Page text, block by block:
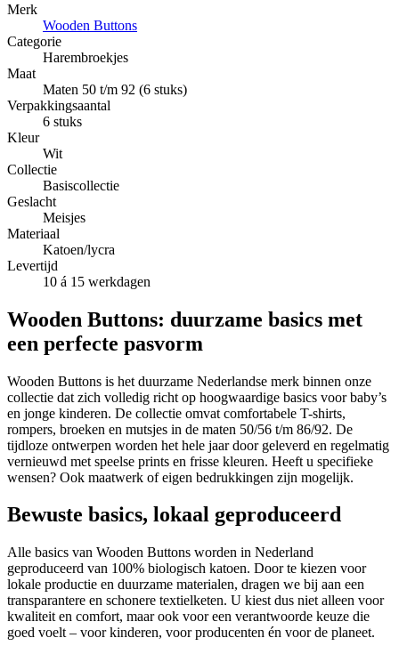
Merk
Wooden Buttons
Categorie
Harembroekjes
Maat
Maten 50 t/m 92 (6 stuks)
Verpakkingsaantal
6 stuks
Kleur
Wit
Collectie
Basiscollectie
Geslacht
Meisjes
Materiaal
Katoen/lycra
Levertijd
10 á 15 werkdagen
Wooden Buttons: duurzame basics met
een perfecte pasvorm
Wooden Buttons is het duurzame Nederlandse merk binnen onze
collectie dat zich volledig richt op hoogwaardige basics voor baby’s
en jonge kinderen. De collectie omvat comfortabele T-shirts,
rompers, broeken en mutsjes in de maten 50/56 t/m 86/92. De
tijdloze ontwerpen worden het hele jaar door geleverd en regelmatig
vernieuwd met speelse prints en frisse kleuren. Heeft u specifieke
wensen? Ook maatwerk of eigen bedrukkingen zijn mogelijk.
Bewuste basics, lokaal geproduceerd
Alle basics van Wooden Buttons worden in Nederland
geproduceerd van 100% biologisch katoen. Door te kiezen voor
lokale productie en duurzame materialen, dragen we bij aan een
transparantere en schonere textielketen. U kiest dus niet alleen voor
kwaliteit en comfort, maar ook voor een verantwoorde keuze die
goed voelt – voor kinderen, voor producenten én voor de planeet.